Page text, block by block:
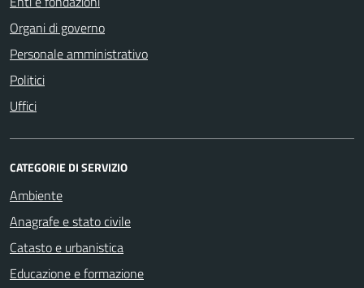
Organi di governo
Personale amministrativo
Politici
Uffici
CATEGORIE DI SERVIZIO
Ambiente
Anagrafe e stato civile
Catasto e urbanistica
Educazione e formazione